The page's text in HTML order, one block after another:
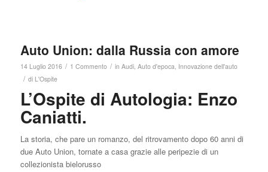
Auto Union: dalla Russia con amore
14 Luglio 2016 / 1 Commento / in Audi, Auto d'epoca, Innovazione dell'auto
/ di L'Ospite
L’Ospite di Autologia: Enzo
Caniatti.
La storia, che pare un romanzo, del ritrovamento dopo 60 anni di
due Auto Union, tornate a casa grazie alle peripezie di un
collezionista bielorusso